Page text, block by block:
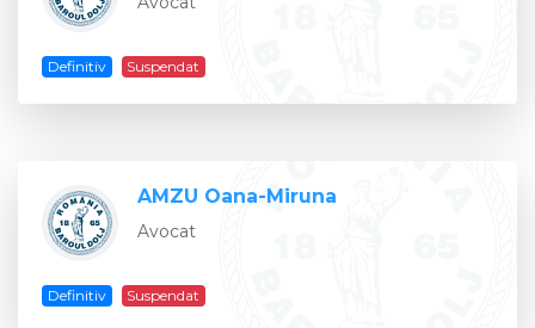
Definitiv Suspendat
AMZU Oana-Miruna
Avocat
Definitiv Suspendat